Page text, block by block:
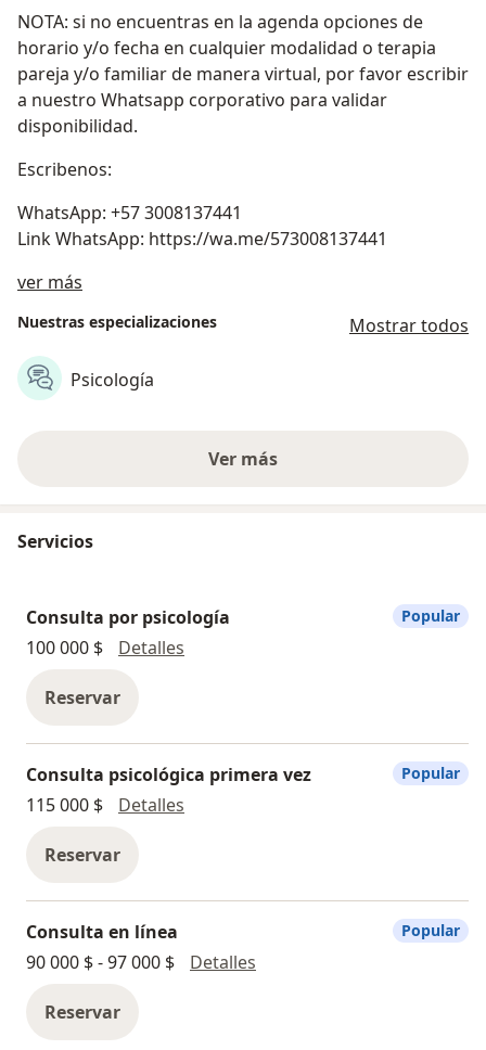
NOTA: si no encuentras en la agenda opciones de
horario y/o fecha en cualquier modalidad o terapia
pareja y/o familiar de manera virtual, por favor escribir
a nuestro Whatsapp corporativo para validar
disponibilidad.
Escribenos:
WhatsApp: +57 3008137441
Link WhatsApp: https://wa.me/573008137441
ver más
Nuestras especializaciones Mostrar todos
Psicología
Ver más
Servicios
Consulta por psicología
100 000 $
Detalles
Reservar
Popular
Consulta psicológica primera vez
115 000 $
Detalles
Reservar
Popular
Consulta en línea
90 000 $ - 97 000 $
Detalles
Reservar
Popular